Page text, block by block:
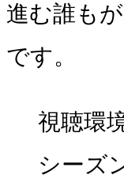
進む誰も
です。
視聴環
シーズ